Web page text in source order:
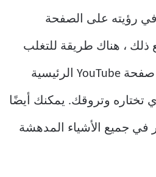
رؤيته على الصفحة
ذلك ، هناك طريقة للتغلب
عليها. يمكنك تخصيص صفحة YouTube الرئيسية
تختاره وتروقك. يمكنك أيضًا
في جميع الأشياء المدهشة